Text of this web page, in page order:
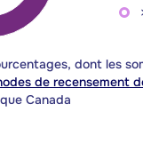
dont les
de recensement
Canada